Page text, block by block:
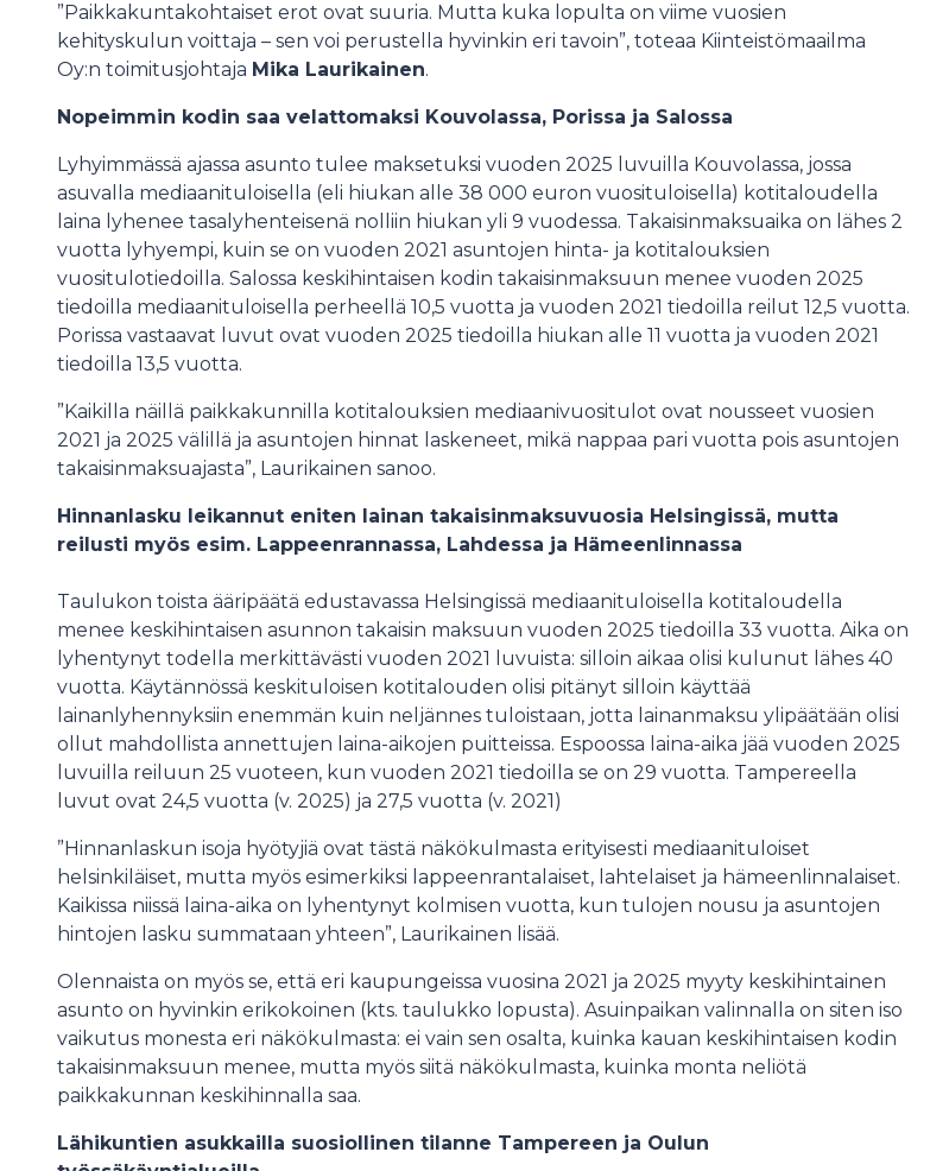
”Paikkakuntakohtaiset erot ovat suuria. Mutta kuka lopulta on viime vuosien
kehityskulun voittaja – sen voi perustella hyvinkin eri tavoin”, toteaa Kiinteistömaailma
Oy:n toimitusjohtaja Mika Laurikainen.
Nopeimmin kodin saa velattomaksi Kouvolassa, Porissa ja Salossa
Lyhyimmässä ajassa asunto tulee maksetuksi vuoden 2025 luvuilla Kouvolassa, jossa
asuvalla mediaanituloisella (eli hiukan alle 38 000 euron vuosituloisella) kotitaloudella
laina lyhenee tasalyhenteisenä nolliin hiukan yli 9 vuodessa. Takaisinmaksuaika on lähes 2
vuotta lyhyempi, kuin se on vuoden 2021 asuntojen hinta- ja kotitalouksien
vuositulotiedoilla. Salossa keskihintaisen kodin takaisinmaksuun menee vuoden 2025
tiedoilla mediaanituloisella perheellä 10,5 vuotta ja vuoden 2021 tiedoilla reilut 12,5 vuotta.
Porissa vastaavat luvut ovat vuoden 2025 tiedoilla hiukan alle 11 vuotta ja vuoden 2021
tiedoilla 13,5 vuotta.
”Kaikilla näillä paikkakunnilla kotitalouksien mediaanivuositulot ovat nousseet vuosien
2021 ja 2025 välillä ja asuntojen hinnat laskeneet, mikä nappaa pari vuotta pois asuntojen
takaisinmaksuajasta”, Laurikainen sanoo.
Hinnanlasku leikannut eniten lainan takaisinmaksuvuosia Helsingissä, mutta
reilusti myös esim. Lappeenrannassa, Lahdessa ja Hämeenlinnassa
Taulukon toista ääripäätä edustavassa Helsingissä mediaanituloisella kotitaloudella
menee keskihintaisen asunnon takaisin maksuun vuoden 2025 tiedoilla 33 vuotta. Aika on
lyhentynyt todella merkittävästi vuoden 2021 luvuista: silloin aikaa olisi kulunut lähes 40
vuotta. Käytännössä keskituloisen kotitalouden olisi pitänyt silloin käyttää
lainanlyhennyksiin enemmän kuin neljännes tuloistaan, jotta lainanmaksu ylipäätään olisi
ollut mahdollista annettujen laina-aikojen puitteissa. Espoossa laina-aika jää vuoden 2025
luvuilla reiluun 25 vuoteen, kun vuoden 2021 tiedoilla se on 29 vuotta. Tampereella
luvut ovat 24,5 vuotta (v. 2025) ja 27,5 vuotta (v. 2021)
”Hinnanlaskun isoja hyötyjiä ovat tästä näkökulmasta erityisesti mediaanituloiset
helsinkiläiset, mutta myös esimerkiksi lappeenrantalaiset, lahtelaiset ja hämeenlinnalaiset.
Kaikissa niissä laina-aika on lyhentynyt kolmisen vuotta, kun tulojen nousu ja asuntojen
hintojen lasku summataan yhteen”, Laurikainen lisää.
Olennaista on myös se, että eri kaupungeissa vuosina 2021 ja 2025 myyty keskihintainen
asunto on hyvinkin erikokoinen (kts. taulukko lopusta). Asuinpaikan valinnalla on siten iso
vaikutus monesta eri näkökulmasta: ei vain sen osalta, kuinka kauan keskihintaisen kodin
takaisinmaksuun menee, mutta myös siitä näkökulmasta, kuinka monta neliötä
paikkakunnan keskihinnalla saa.
Lähikuntien asukkailla suosiollinen tilanne Tampereen ja Oulun